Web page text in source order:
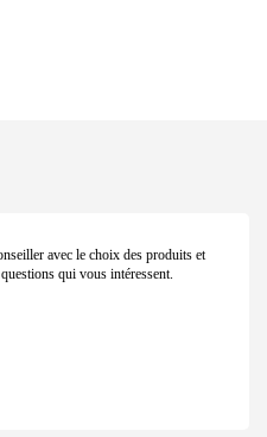
avec le choix des produits et
qui vous intéressent.